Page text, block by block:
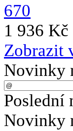
1 936 Kč
Zobrazit
Novinky
Poslední
Novinky